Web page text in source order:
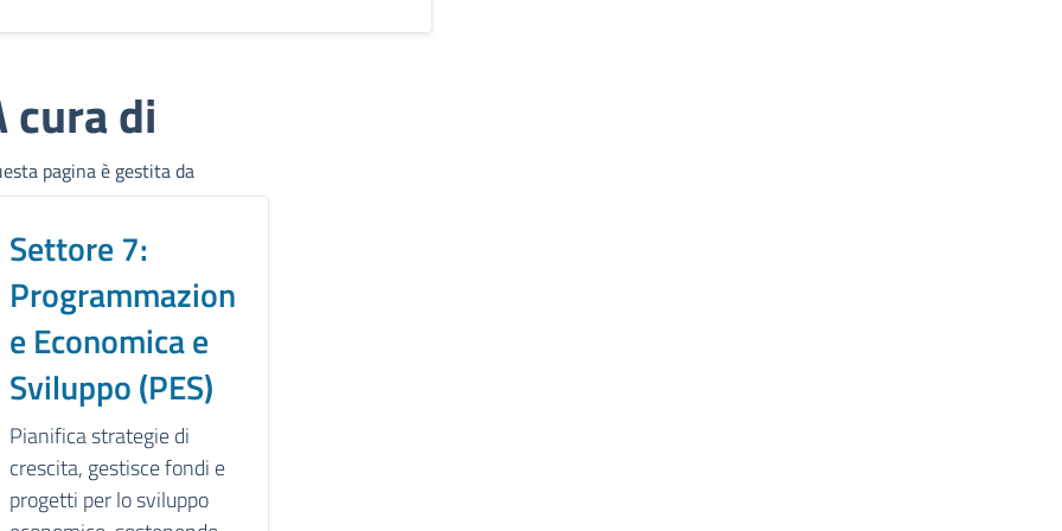
cura di
pagina è gestita da
Settore 7:
Programmazion
e Economica e
Sviluppo (PES)
Pianifica strategie di
crescita, gestisce fondi e
progetti per lo sviluppo